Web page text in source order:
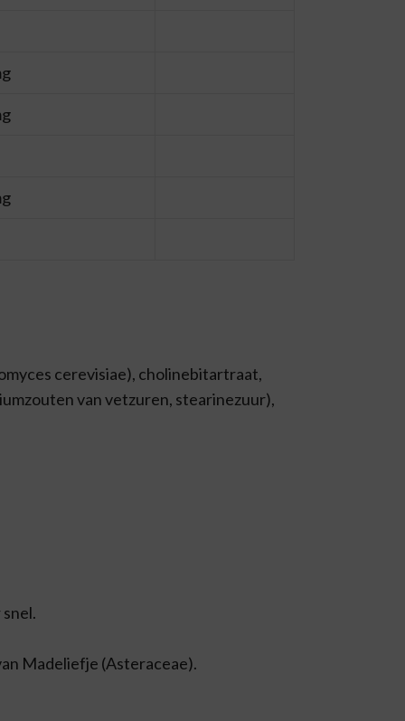
cerevisiae), cholinebitartraat,
van vetzuren, stearinezuur),
Madeliefje (Asteraceae).